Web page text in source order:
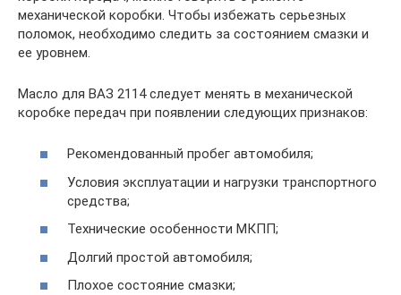
механической коробки. Чтобы избежать серьезных
поломок, необходимо следить за состоянием смазки и
ее уровнем.
Масло для ВАЗ 2114 следует менять в механической
коробке передач при появлении следующих признаков:
Рекомендованный пробег автомобиля;
Условия эксплуатации и нагрузки транспортного
средства;
Технические особенности МКПП;
Долгий простой автомобиля;
Плохое состояние смазки;